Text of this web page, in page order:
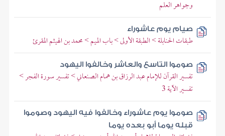
وجواهر العلم
صيام يوم عاشوراء
طبقات الحنابلة > الطبقة الأولى > باب الميم > محمد بن الهيثم المقرئ
صوموا التاسع والعاشر وخالفوا اليهود
تفسير القرآن للإمام عبد الرزاق بن همام الصنعاني > تفسير سورة الفجر >
تفسير الآية 3
صوموا يوم عاشوراء وخالفوا فيه اليهود وصوموا
قبله يوما أبو بعده يوما